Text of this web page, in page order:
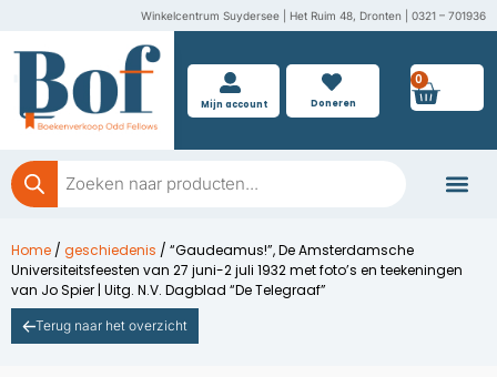
inhoud
Winkelcentrum Suydersee | Het Ruim 48, Dronten | 0321 – 701936
Mijn account Doneren
0
Producten
zoeken
Home / geschiedenis / “Gaudeamus!”, De Amsterdamsche
Universiteitsfeesten van 27 juni-2 juli 1932 met foto’s en teekeningen
van Jo Spier | Uitg. N.V. Dagblad “De Telegraaf”
Terug naar het overzicht